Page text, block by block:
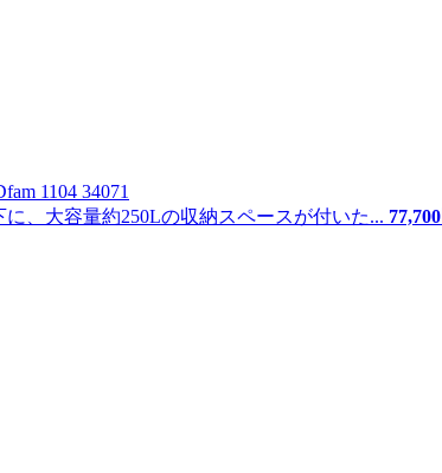
fam 1104 34071
、大容量約250Lの収納スペースが付いた... 77,700